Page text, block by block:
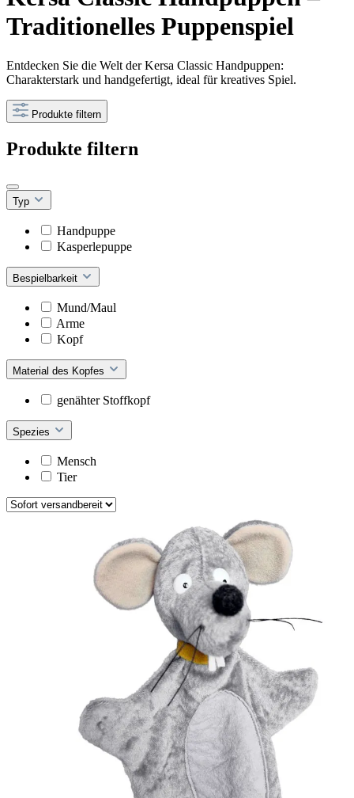
Traditionelles Puppenspiel
Entdecken Sie die Welt der Kersa Classic Handpuppen:
Charakterstark und handgefertigt, ideal für kreatives Spiel.
Produkte filtern
Produkte filtern
Typ
Handpuppe
Kasperlepuppe
Bespielbarkeit
Mund/Maul
Arme
Kopf
Material des Kopfes
genähter Stoffkopf
Spezies
Mensch
Tier